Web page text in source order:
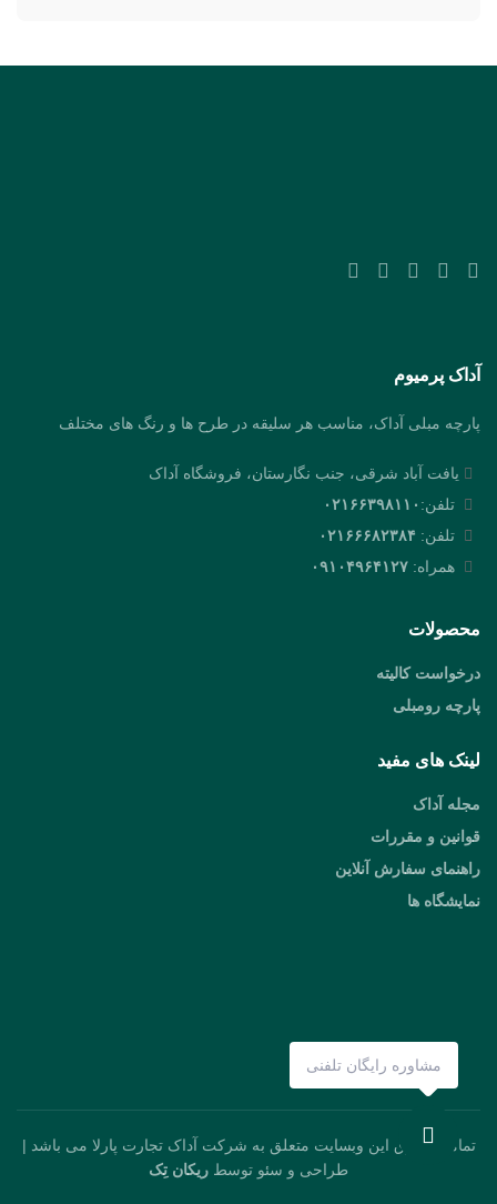
آداک پرمیوم
پارچه مبلی آداک، مناسب هر سلیقه در طرح ها و رنگ های مختلف
یافت آباد شرقی، جنب نگارستان، فروشگاه آداک
تلفن: ۰۲۱۶۶۳۹۸۱۱۰
تلفن: ۰۲۱۶۶۶۸۲۳۸۴
همراه: ۰۹۱۰۴۹۶۴۱۲۷
محصولات
درخواست کالیته
پارچه رومبلی
لینک های مفید
مجله آداک
قوانین و مقررات
راهنمای سفارش آنلاین
نمایشگاه ها
تمامی حقوق این وبسایت متعلق به شرکت آداک تجارت پارلا می باشد |
طراحی و سئو توسط ریکان تِک
مشاوره رایگان تلفنی